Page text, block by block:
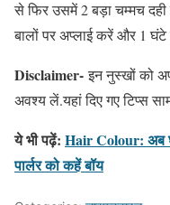
से फिर उसमें 2 बड़ा चम्मच
बालों पर अप्लाई करें और 1 घंटे
Disclaimer-इन नुस्खों को
अवश्य लें.यहां दिए गए टिप्स
ये भी पढ़ें: Hair Colour: अब
पार्लर को कहें बॉय